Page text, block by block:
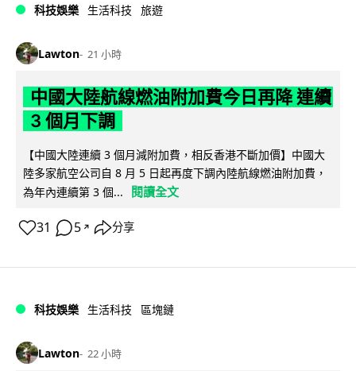
科技娛樂 生活科技 旅遊
Lawton 21 小時
中國大陸航線燃油附加費今日再降 連續
3 個月下調
【中國大陸連續 3 個月減附加費，相反香港不斷加價】中國大
陸多家航空公司自 8 月 5 日起再度下調內陸航線燃油附加費，
為年內連續第 3 個...
閱讀全文
31 5 ↗ 分享
科技娛樂 生活科技 區塊鏈
Lawton 22 小時